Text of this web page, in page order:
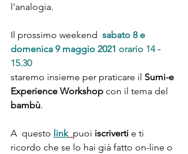
l'analogia.
Il prossimo weekend sabato 8 e
domenica 9 maggio 2021 orario 14 -
15.30
staremo insieme per praticare il Sumi-e
Experience Workshop con il tema del
bambù.
A  questo link puoi iscriverti e ti
ricordo che se lo hai già fatto on-line o